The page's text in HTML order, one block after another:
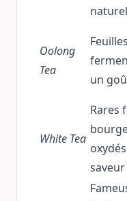
Oolong
Tea
un
White Tea
Rares